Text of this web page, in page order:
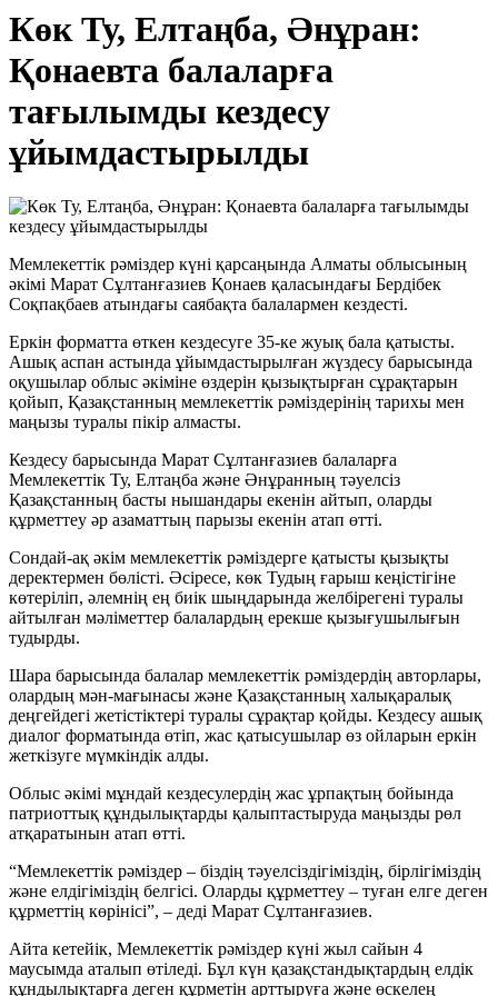
Көк Ту, Елтаңба, Әнұран:
Қонаевта балаларға
тағылымды кездесу
ұйымдастырылды
Мемлекеттік рәміздер күні қарсаңында Алматы облысының
әкімі Марат Сұлтанғазиев Қонаев қаласындағы Бердібек
Соқпақбаев атындағы саябақта балалармен кездесті.
Еркін форматта өткен кездесуге 35-ке жуық бала қатысты.
Ашық аспан астында ұйымдастырылған жүздесу барысында
оқушылар облыс әкіміне өздерін қызықтырған сұрақтарын
қойып, Қазақстанның мемлекеттік рәміздерінің тарихы мен
маңызы туралы пікір алмасты.
Кездесу барысында Марат Сұлтанғазиев балаларға
Мемлекеттік Ту, Елтаңба және Әнұранның тәуелсіз
Қазақстанның басты нышандары екенін айтып, оларды
құрметтеу әр азаматтың парызы екенін атап өтті.
Сондай-ақ әкім мемлекеттік рәміздерге қатысты қызықты
деректермен бөлісті. Әсіресе, көк Тудың ғарыш кеңістігіне
көтеріліп, әлемнің ең биік шыңдарында желбірегені туралы
айтылған мәліметтер балалардың ерекше қызығушылығын
тудырды.
Шара барысында балалар мемлекеттік рәміздердің авторлары,
олардың мән-мағынасы және Қазақстанның халықаралық
деңгейдегі жетістіктері туралы сұрақтар қойды. Кездесу ашық
диалог форматында өтіп, жас қатысушылар өз ойларын еркін
жеткізуге мүмкіндік алды.
Облыс әкімі мұндай кездесулердің жас ұрпақтың бойында
патриоттық құндылықтарды қалыптастыруда маңызды рөл
атқаратынын атап өтті.
“Мемлекеттік рәміздер – біздің тәуелсіздігіміздің, бірлігіміздің
және елдігіміздің белгісі. Оларды құрметтеу – туған елге деген
құрметтің көрінісі”, – деді Марат Сұлтанғазиев.
Айта кетейік, Мемлекеттік рәміздер күні жыл сайын 4
маусымда аталып өтіледі. Бұл күн қазақстандықтардың елдік
құндылықтарға деген құрметін арттыруға және өскелең